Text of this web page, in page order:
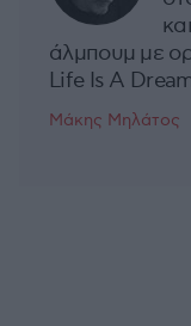
άλμπουμ με
Life Is A
Μάκης Μηλάτος